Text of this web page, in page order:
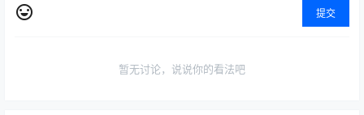
提交
暂无讨论，说说你的看法吧